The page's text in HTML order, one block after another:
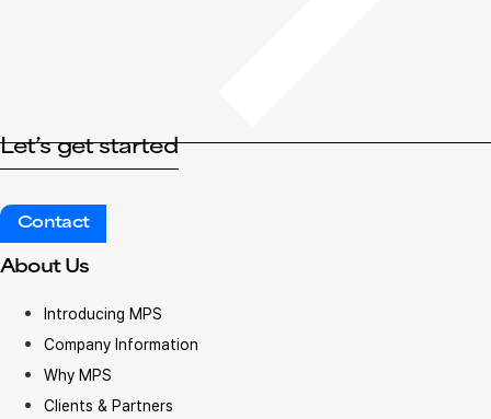
Let’s get started
Contact
About Us
Introducing MPS
Company Information
Why MPS
Clients & Partners